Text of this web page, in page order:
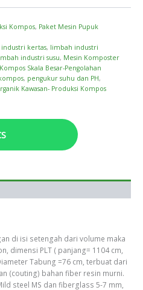
Kompos, Paket Mesin Pupuk
kertas, limbah industri
industri susu, Mesin Komposter
Skala Besar-Pengolahan
, pengukur suhu dan PH,
Kawasan- Produksi Kompos
di isi setengah dari volume maka
dimensi PLT ( panjang= 1104 cm,
Tabung =76 cm, terbuat dari
(couting) bahan fiber resin murni.
steel MS dan fiberglass 5-7 mm,